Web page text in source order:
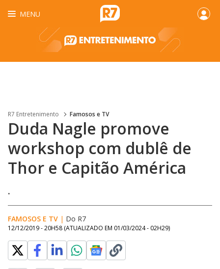
MENU
R7 Entretenimento Famosos e TV
Duda Nagle promove
workshop com dublê de
Thor e Capitão América
.
FAMOSOS E TV | Do R7
12/12/2019 - 20H58 (ATUALIZADO EM 01/03/2024 - 02H29)